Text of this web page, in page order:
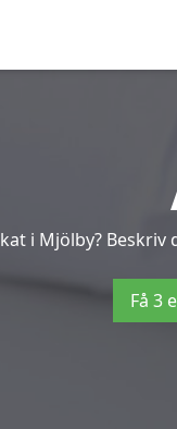
i Mjölby?
Få 3